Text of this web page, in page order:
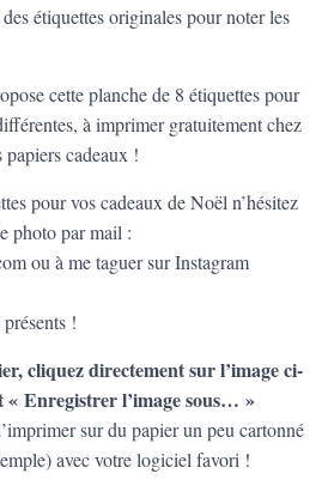
étiquettes originales pour noter les
cette planche de 8 étiquettes pour
à imprimer gratuitement chez
cadeaux !
pour vos cadeaux de Noël n’hésitez
photo par mail :
ou à me taguer sur Instagram
!
cliquez directement sur l’image ci-
« Enregistrer l’image sous… »
sur du papier un peu cartonné
avec votre logiciel favori !